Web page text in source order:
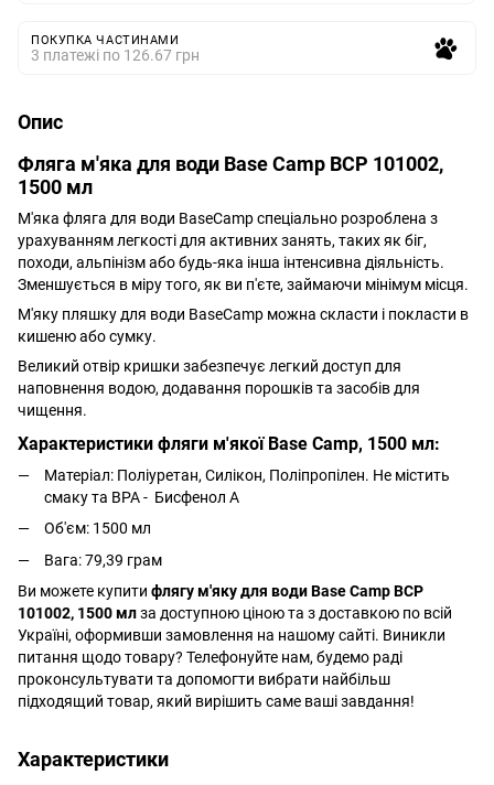
ПОКУПКА ЧАСТИНАМИ
3 платежі по 126.67 грн
Опис
Фляга м'яка для води Base Camp BCP 101002,
1500 мл
М'яка фляга для води BaseCamp спеціально розроблена з
урахуванням легкості для активних занять, таких як біг,
походи, альпінізм або будь-яка інша інтенсивна діяльність.
Зменшується в міру того, як ви п'єте, займаючи мінімум місця.
М'яку пляшку для води BaseCamp можна скласти і покласти в
кишеню або сумку.
Великий отвір кришки забезпечує легкий доступ для
наповнення водою, додавання порошків та засобів для
чищення.
Характеристики фляги м'якої Base Camp, 1500 мл:
Матеріал: Поліуретан, Силікон, Поліпропілен. Не містить
смаку та BPA - Бисфенол А
Об'єм: 1500 мл
Вага: 79,39 грам
Ви можете купити флягу м'яку для води Base Camp BCP
101002, 1500 млза доступною ціною та з доставкою по всій
Україні, оформивши замовлення на нашому сайті. Виникли
питання щодо товару? Телефонуйте нам, будемо раді
проконсультувати та допомогти вибрати найбільш
підходящий товар, який вирішить саме ваші завдання!
Характеристики